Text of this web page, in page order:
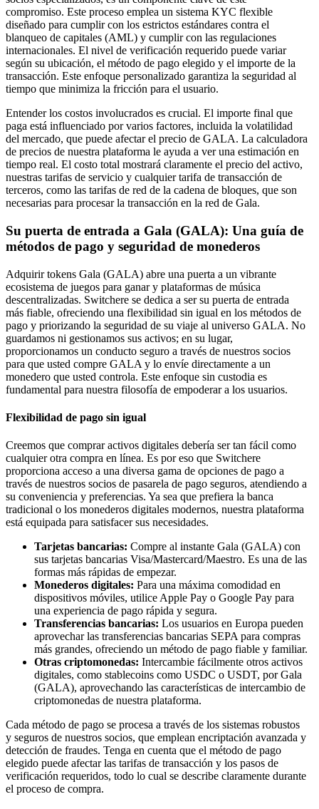
compromiso. Este proceso emplea un sistema KYC flexible
diseñado para cumplir con los estrictos estándares contra el
blanqueo de capitales (AML) y cumplir con las regulaciones
internacionales. El nivel de verificación requerido puede variar
según su ubicación, el método de pago elegido y el importe de la
transacción. Este enfoque personalizado garantiza la seguridad al
tiempo que minimiza la fricción para el usuario.
Entender los costos involucrados es crucial. El importe final que
paga está influenciado por varios factores, incluida la volatilidad
del mercado, que puede afectar el precio de GALA. La calculadora
de precios de nuestra plataforma le ayuda a ver una estimación en
tiempo real. El costo total mostrará claramente el precio del activo,
nuestras tarifas de servicio y cualquier tarifa de transacción de
terceros, como las tarifas de red de la cadena de bloques, que son
necesarias para procesar la transacción en la red de Gala.
Su puerta de entrada a Gala (GALA): Una guía de
métodos de pago y seguridad de monederos
Adquirir tokens Gala (GALA) abre una puerta a un vibrante
ecosistema de juegos para ganar y plataformas de música
descentralizadas. Switchere se dedica a ser su puerta de entrada
más fiable, ofreciendo una flexibilidad sin igual en los métodos de
pago y priorizando la seguridad de su viaje al universo GALA. No
guardamos ni gestionamos sus activos; en su lugar,
proporcionamos un conducto seguro a través de nuestros socios
para que usted compre GALA y lo envíe directamente a un
monedero que usted controla. Este enfoque sin custodia es
fundamental para nuestra filosofía de empoderar a los usuarios.
Flexibilidad de pago sin igual
Creemos que comprar activos digitales debería ser tan fácil como
cualquier otra compra en línea. Es por eso que Switchere
proporciona acceso a una diversa gama de opciones de pago a
través de nuestros socios de pasarela de pago seguros, atendiendo a
su conveniencia y preferencias. Ya sea que prefiera la banca
tradicional o los monederos digitales modernos, nuestra plataforma
está equipada para satisfacer sus necesidades.
Tarjetas bancarias: Compre al instante Gala (GALA) con
sus tarjetas bancarias Visa/Mastercard/Maestro. Es una de las
formas más rápidas de empezar.
Monederos digitales: Para una máxima comodidad en
dispositivos móviles, utilice Apple Pay o Google Pay para
una experiencia de pago rápida y segura.
Transferencias bancarias: Los usuarios en Europa pueden
aprovechar las transferencias bancarias SEPA para compras
más grandes, ofreciendo un método de pago fiable y familiar.
Otras criptomonedas: Intercambie fácilmente otros activos
digitales, como stablecoins como USDC o USDT, por Gala
(GALA), aprovechando las características de intercambio de
criptomonedas de nuestra plataforma.
Cada método de pago se procesa a través de los sistemas robustos
y seguros de nuestros socios, que emplean encriptación avanzada y
detección de fraudes. Tenga en cuenta que el método de pago
elegido puede afectar las tarifas de transacción y los pasos de
verificación requeridos, todo lo cual se describe claramente durante
el proceso de compra.